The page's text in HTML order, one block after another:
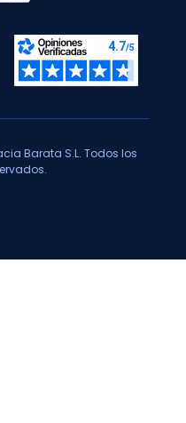
Barata S.L. Todos los